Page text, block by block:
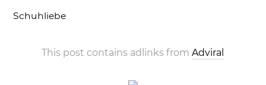
Schuhliebe
This post contains adlinks fromAdviral